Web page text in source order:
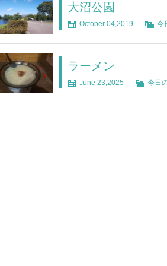
大沼公園
October 04,2019 今
ラーメン
June 23,2025 今日